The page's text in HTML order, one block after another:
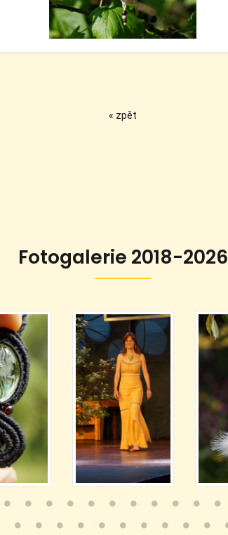
« zpět
Fotogalerie 2018-2026